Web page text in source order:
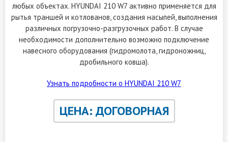
любых объектах. HYUNDAI 210 W7 активно применяется для
рытья траншей и котлованов, создания насыпей, выполнения
различных погрузочно-разгрузочных работ. В случае
необходимости дополнительно возможно подключение
навесного оборудования (гидромолота, гидроножниц,
дробильного ковша).
Узнать подробности о HYUNDAI 210 W7
ЦЕНА: ДОГОВОРНАЯ